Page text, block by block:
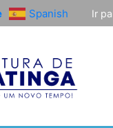
Spanish Ir